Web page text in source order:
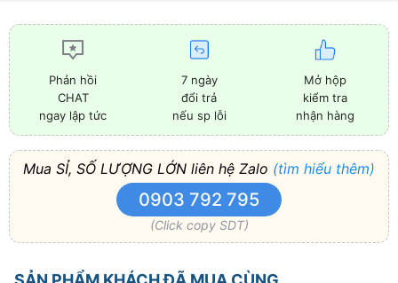
Phản hồi
CHAT
ngay lập tức
7 ngày
đổi trả
nếu sp lỗi
Mở hộp
kiểm tra
nhận hàng
Mua SỈ, SỐ LƯỢNG LỚN liên hệ Zalo (tìm hiểu thêm)
0903 792 795
(Click copy SDT)